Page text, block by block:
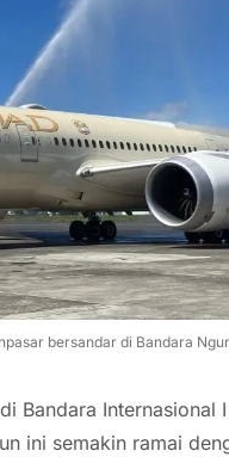
bersandar di Bandara
Bandara Internasional
ini semakin ramai